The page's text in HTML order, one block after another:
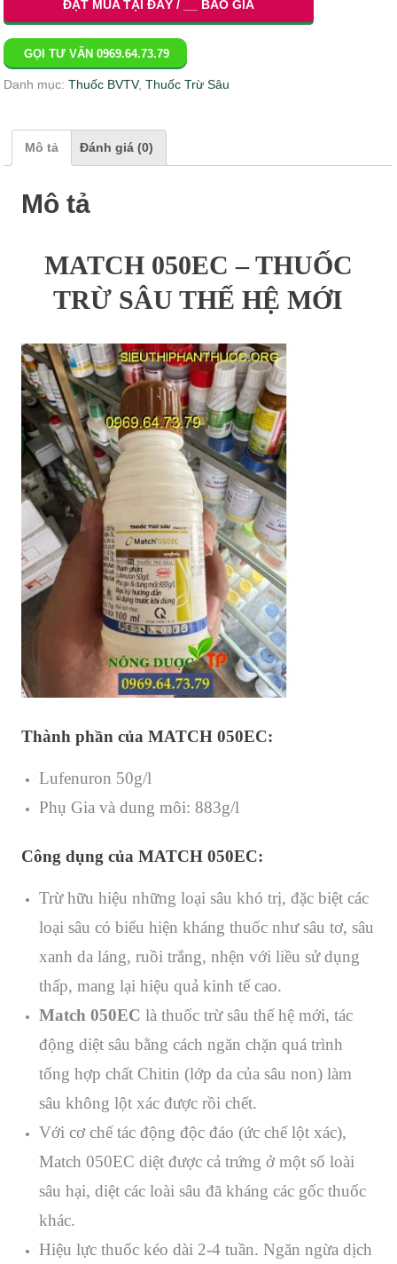
ĐẶT MUA TẠI ĐÂY / __ BÁO GIÁ
GỌI TƯ VẤN 0969.64.73.79
Danh mục:Thuốc BVTV,Thuốc Trừ Sâu
Mô tả Đánh giá (0)
Mô tả
MATCH 050EC – THUỐC
TRỪ SÂU THẾ HỆ MỚI
Thành phần của MATCH 050EC:
Lufenuron 50g/l
Phụ Gia và dung môi: 883g/l
Công dụng của MATCH 050EC:
Trừ hữu hiệu những loại sâu khó trị, đặc biệt các
loại sâu có biểu hiện kháng thuốc như sâu tơ, sâu
xanh da láng, ruồi trắng, nhện với liều sử dụng
thấp, mang lại hiệu quả kinh tế cao.
Match 050EC là thuốc trừ sâu thế hệ mới, tác
động diệt sâu bằng cách ngăn chặn quá trình
tổng hợp chất Chitin (lớp da của sâu non) làm
sâu không lột xác được rồi chết.
Với cơ chế tác động độc đáo (ức chế lột xác),
Match 050EC diệt được cả trứng ở một số loài
sâu hại, diệt các loài sâu đã kháng các gốc thuốc
khác.
Hiệu lực thuốc kéo dài 2-4 tuần. Ngăn ngừa dịch